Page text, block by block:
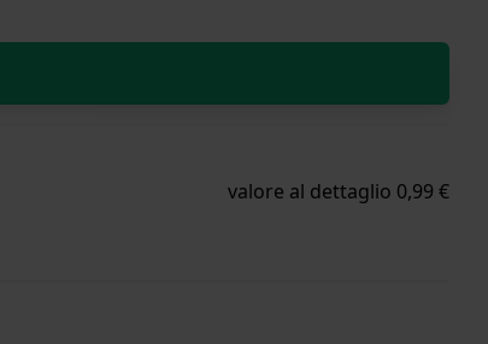
valore al dettaglio 0,99 €